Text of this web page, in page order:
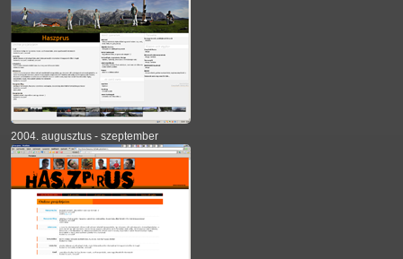
2004. augusztus - szeptember